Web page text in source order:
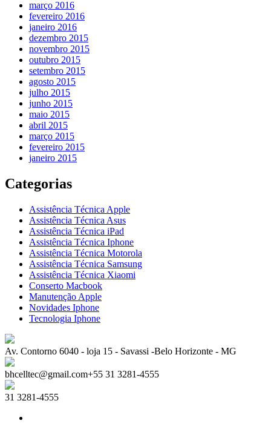
março 2016
fevereiro 2016
janeiro 2016
dezembro 2015
novembro 2015
outubro 2015
setembro 2015
agosto 2015
julho 2015
junho 2015
maio 2015
abril 2015
março 2015
fevereiro 2015
janeiro 2015
Categorias
Assistência Técnica Apple
Assistência Técnica Asus
Assistência Técnica iPad
Assistência Técnica Iphone
Assistência Técnica Motorola
Assistência Técnica Samsung
Assistência Técnica Xiaomi
Conserto Macbook
Manutenção Apple
Novidades Iphone
Tecnologia Iphone
Av. Contorno 6040 - loja 15 - Savassi -Belo Horizonte - MG
bhcelltec@gmail.com+55 31 3281-4555
31 3281-4555